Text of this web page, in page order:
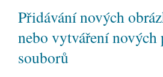
Přidávání nových
nebo vytváření nových
souborů